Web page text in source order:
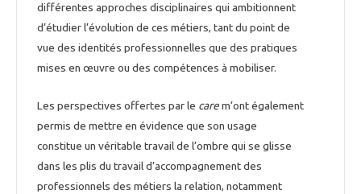
différentes approches disciplinaires qui ambitionnent
d’étudier l’évolution de ces métiers, tant du point de
vue des identités professionnelles que des pratiques
mises en œuvre ou des compétences à mobiliser.
Les perspectives offertes par le carem’ont également
permis de mettre en évidence que son usage
constitue un véritable travail de l’ombre qui se glisse
dans les plis du travail d’accompagnement des
professionnels des métiers la relation, notamment